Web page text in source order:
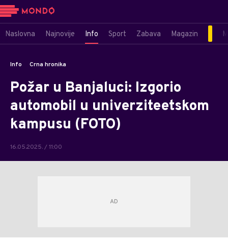
Naslovna Najnovije Info Sport Zabava Magazin
Info Crna hronika
Požar u Banjaluci: Izgorio
automobil u univerziteetskom
kampusu (FOTO)
16.05.2025. / 11:00